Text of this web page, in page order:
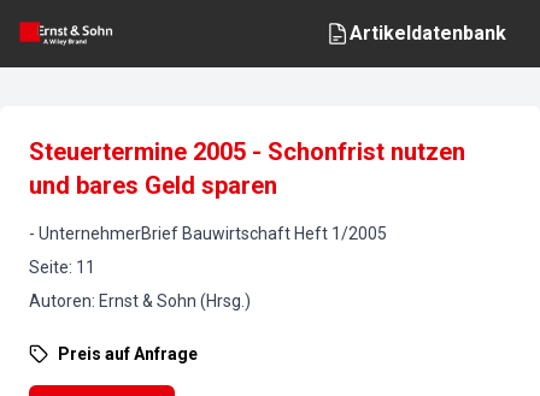
Artikeldatenbank
Steuertermine 2005 - Schonfrist nutzen
und bares Geld sparen
- UnternehmerBrief Bauwirtschaft Heft 1/2005
Seite: 11
Autoren: Ernst & Sohn (Hrsg.)
Preis auf Anfrage